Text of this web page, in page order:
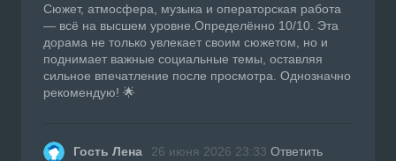
Сюжет, атмосфера, музыка и операторская работа
— всё на высшем уровне.Определённо 10/10. Эта
дорама не только увлекает своим сюжетом, но и
поднимает важные социальные темы, оставляя
сильное впечатление после просмотра. Однозначно
рекомендую! 🌟
Гость Лена 26 июня 2026 23:33 Ответить